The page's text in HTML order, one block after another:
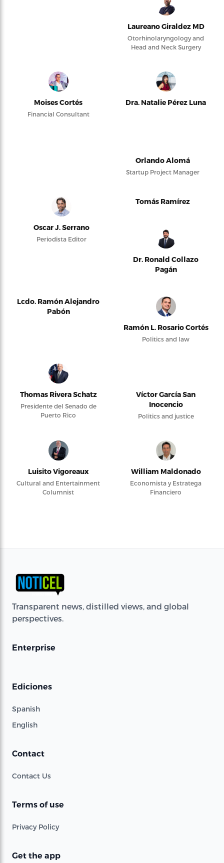
Laureano Giraldez MD
Otorhinolaryngology and
Head and Neck Surgery
Moises Cortés
Financial Consultant
Dra. Natalie Pérez Luna
Orlando Alomá
Startup Project Manager
Oscar J. Serrano
Periodista Editor
Tomás Ramírez
Dr. Ronald Collazo
Pagán
Lcdo. Ramón Alejandro
Pabón
Ramón L. Rosario Cortés
Politics and law
Thomas Rivera Schatz
Presidente del Senado de
Puerto Rico
Víctor García San
Inocencio
Politics and justice
Luisito Vigoreaux
Cultural and Entertainment
Columnist
William Maldonado
Economista y Estratega
Financiero
Transparent news, distilled views, and global
perspectives.
Enterprise
Ediciones
Spanish
English
Contact
Contact Us
Terms of use
Privacy Policy
Get the app